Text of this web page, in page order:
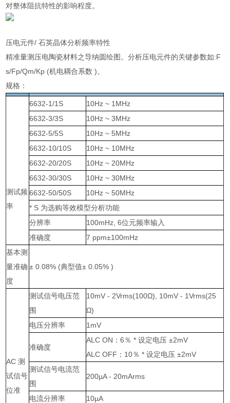
对整体阻抗特性的影响程度。
压电元件/ 石英晶体分析频率特性
精准量测压电陶瓷材料之导纳圆绘图。分析压电元件的关键参数如:F
s/Fp/Qm/Kp (机电耦合系数 )。
规格：
测试频
率
6632-1/1S
10Hz ~ 1MHz
6632-3/3S
10Hz ~ 3MHz
6632-5/5S
10Hz ~ 5MHz
6632-10/10S
10Hz ~ 10MHz
6632-20/20S
10Hz ~ 20MHz
6632-30/30S
10Hz ~ 30MHz
6632-50/50S
10Hz ~ 50MHz
* S 为选购等效模型分析功能
分辨率
100mHz, 6位元频率输入
准确度
7 ppm±100mHz
基本测
量准确
度
± 0.08% (典型值± 0.05% )
AC 测
试信号
位准
测试信号电压范
围
10mV - 2Vrms(100Ω), 10mV - 1Vrms(25
Ω)
电压分辨率
1mV
准确度
ALC ON：6％ * 设定电压 ±2mV
ALC OFF：10％ * 设定电压 ±2mV
测试信号电流范
围
200µA - 20mArms
电流分辨率 10µA